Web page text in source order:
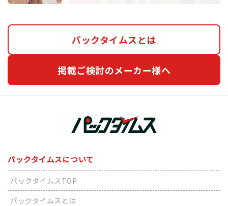
パックタイムスとは
掲載ご検討のメーカー様へ
パックタイムスについて
パックタイムスTOP
パックタイムスとは